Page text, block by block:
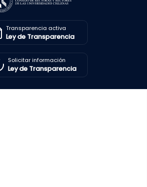
Transparencia activa
Ley de Transparencia
Solicitar información
Ley de Transparencia